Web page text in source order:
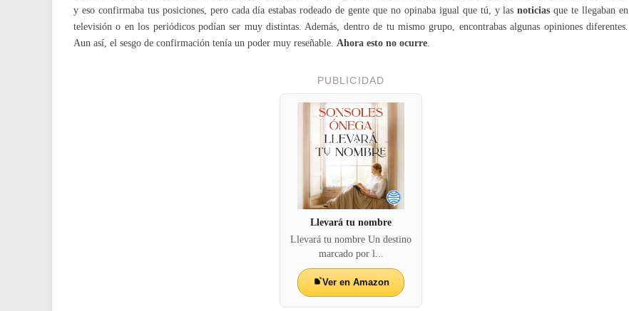
y eso confirmaba tus posiciones, pero cada día estabas rodeado de gente que no opinaba igual que tú, y lasnoticias que te llegaban en
televisión o en los periódicos podían ser muy distintas. Además, dentro de tu mismo grupo, encontrabas algunas opiniones diferentes.
Aun así, el sesgo de confirmación tenía un poder muy reseñable. Ahora esto no ocurre.
PUBLICIDAD
Llevará tu nombre
Llevará tu nombre Un destino
marcado por l...
Ver en Amazon